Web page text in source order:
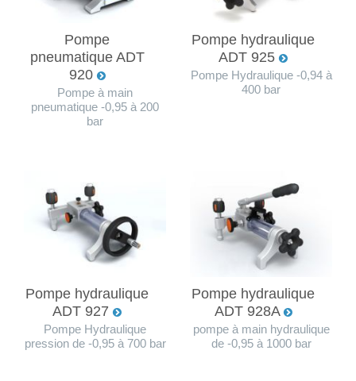
Pompe
pneumatique ADT
920
Pompe à main
pneumatique -0,95 à 200
bar
Pompe hydraulique
ADT 925
Pompe Hydraulique -0,94 à
400 bar
Pompe hydraulique
ADT 927
Pompe Hydraulique
pression de -0,95 à 700 bar
Pompe hydraulique
ADT 928A
pompe à main hydraulique
de -0,95 à 1000 bar